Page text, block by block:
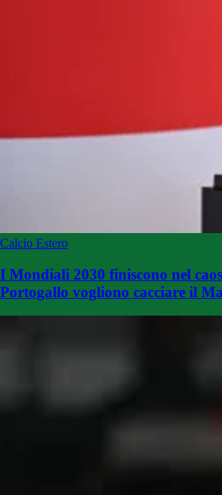
Calcio Estero
I Mondiali 2030 finiscono nel
Portogallo vogliono cacciare il